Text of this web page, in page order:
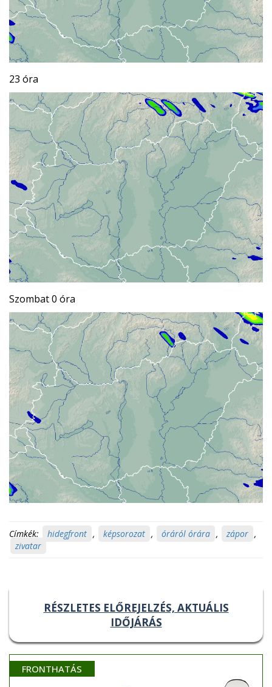
23 óra
Szombat 0 óra
Címkék: hidegfront , képsorozat , óráról órára , zápor ,
zivatar
RÉSZLETES ELŐREJELZÉS, AKTUÁLIS
IDŐJÁRÁS
FRONTHATÁS